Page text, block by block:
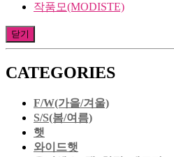
작품모(MODISTE)
닫기
CATEGORIES
F/W(가을/겨울)
S/S(봄/여름)
햇
와이드햇